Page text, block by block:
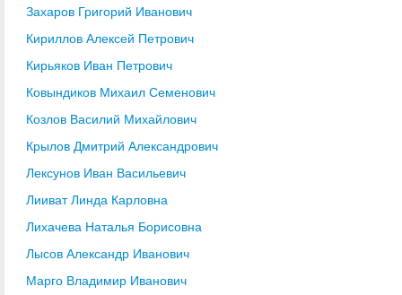
Захаров Григорий Иванович
Кириллов Алексей Петрович
Кирьяков Иван Петрович
Ковындиков Михаил Семенович
Козлов Василий Михайлович
Крылов Дмитрий Александрович
Лексунов Иван Васильевич
Лииват Линда Карловна
Лихачева Наталья Борисовна
Лысов Александр Иванович
Марго Владимир Иванович